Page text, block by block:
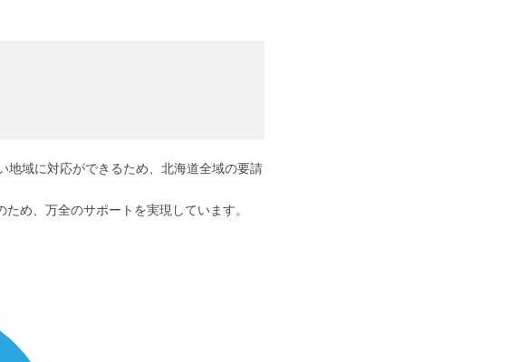
地域に対応ができるため、北海道全域の要請
め、万全のサポートを実現しています。